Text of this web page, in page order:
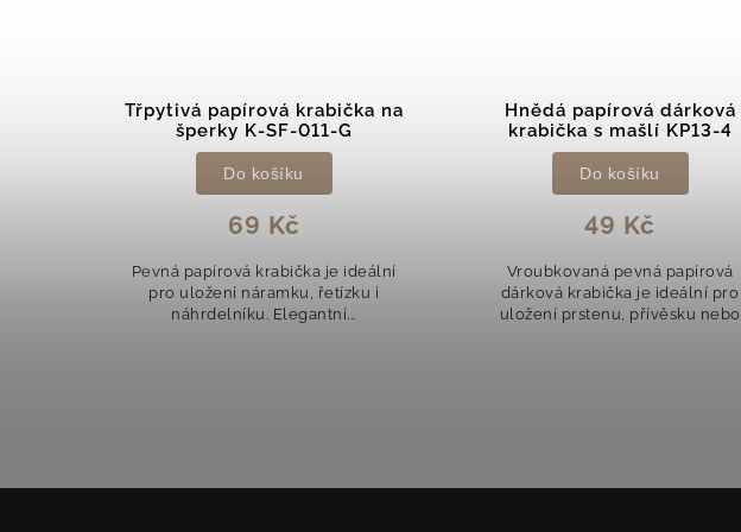
Třpytivá papírová krabička na
šperky K-SF-011-G
69 Kč
Do košíku
Pevná papírová krabička je ideální
pro uložení náramku, řetízku i
náhrdelníku. Elegantní...
Hnědá papírová dárková
krabička s mašlí KP13-4
49 Kč
Do košíku
Vroubkovaná pevná papírová
dárková krabička je ideální pro
uložení prstenu, přívěsku nebo